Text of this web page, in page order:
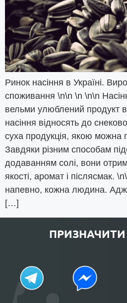
Ринок насіння в Україні.
споживання \n\n \n \n\n
вельми улюблений продукт
насіння відносять до
суха продукція, якою можна
Завдяки різним способам
додаванням солі, вони
якості, аромат і післясмак.
напевно, кожна людина.
[…]
ПРИЗНАЧИТИ